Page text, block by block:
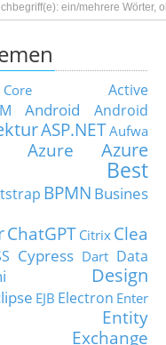
Active
Android
Android
ASP.NETAufwa
Azure
Azure
Best
BPMN Busines
ChatGPT Citrix Clea
Cypress Dart Data
Design
EJB Electron Enter
Entity
Exchange